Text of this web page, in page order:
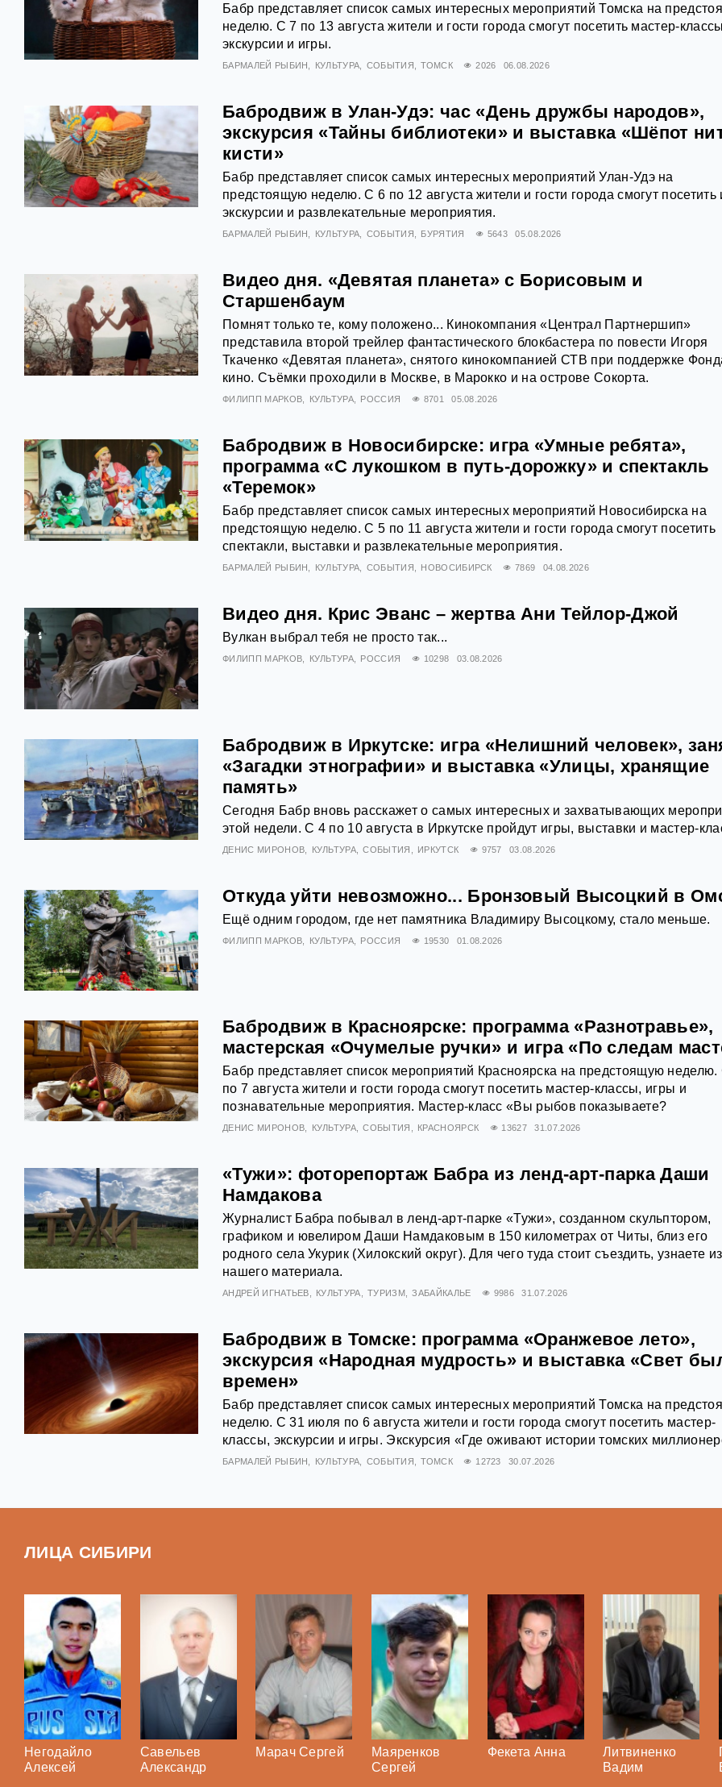
Бабр представляет список самых интересных мероприятий Томска на
неделю. С 7 по 13 августа жители и гости города смогут посетить мастер-
экскурсии и игры.
БАРМАЛЕЙ РЫБИН КУЛЬТУРА СОБЫТИЯ ТОМСК 2026 06.08.2026
Бабродвиж в Улан-Удэ: час «День дружбы народов»,
экскурсия «Тайны библиотеки» и выставка «Шёпот
кисти»
Бабр представляет список самых интересных мероприятий Улан-Удэ на
предстоящую неделю. С 6 по 12 августа жители и гости города смогут посетить
экскурсии и развлекательные мероприятия.
БАРМАЛЕЙ РЫБИН КУЛЬТУРА СОБЫТИЯ БУРЯТИЯ 5643 05.08.2026
Видео дня. «Девятая планета» с Борисовым и
Старшенбаум
Помнят только те, кому положено... Кинокомпания «Централ Партнершип»
представила второй трейлер фантастического блокбастера по повести Игоря
Ткаченко «Девятая планета», снятого кинокомпанией СТВ при поддержке
кино. Съёмки проходили в Москве, в Марокко и на острове Сокорта.
ФИЛИПП МАРКОВ КУЛЬТУРА РОССИЯ 8701 05.08.2026
Бабродвиж в Новосибирске: игра «Умные ребята»,
программа «С лукошком в путь-дорожку» и спектакль
«Теремок»
Бабр представляет список самых интересных мероприятий Новосибирска на
предстоящую неделю. С 5 по 11 августа жители и гости города смогут посетить
спектакли, выставки и развлекательные мероприятия.
БАРМАЛЕЙ РЫБИН КУЛЬТУРА СОБЫТИЯ НОВОСИБИРСК 7869 04.08.2026
Видео дня. Крис Эванс – жертва Ани Тейлор-Джой
Вулкан выбрал тебя не просто так...
ФИЛИПП МАРКОВ КУЛЬТУРА РОССИЯ 10298 03.08.2026
Бабродвиж в Иркутске: игра «Нелишний человек»,
«Загадки этнографии» и выставка «Улицы, хранящие
память»
Сегодня Бабр вновь расскажет о самых интересных и захватывающих
этой недели. С 4 по 10 августа в Иркутске пройдут игры, выставки и мастер-
ДЕНИС МИРОНОВ КУЛЬТУРА СОБЫТИЯ ИРКУТСК 9757 03.08.2026
Откуда уйти невозможно... Бронзовый Высоцкий в
Ещё одним городом, где нет памятника Владимиру Высоцкому, стало меньше.
ФИЛИПП МАРКОВ КУЛЬТУРА РОССИЯ 19530 01.08.2026
Бабродвиж в Красноярске: программа «Разнотравье»,
мастерская «Очумелые ручки» и игра «По следам
Бабр представляет список мероприятий Красноярска на предстоящую
по 7 августа жители и гости города смогут посетить мастер-классы, игры и
познавательные мероприятия. Мастер-класс «Вы рыбов показываете?
ДЕНИС МИРОНОВ КУЛЬТУРА СОБЫТИЯ КРАСНОЯРСК 13627 31.07.2026
«Тужи»: фоторепортаж Бабра из ленд-арт-парка Даши
Намдакова
Журналист Бабра побывал в ленд-арт-парке «Тужи», созданном скульптором,
графиком и ювелиром Даши Намдаковым в 150 километрах от Читы, близ его
родного села Укурик (Хилокский округ). Для чего туда стоит съездить, узнаете из
нашего материала.
АНДРЕЙ ИГНАТЬЕВ КУЛЬТУРА ТУРИЗМ ЗАБАЙКАЛЬЕ 9986 31.07.2026
Бабродвиж в Томске: программа «Оранжевое лето»,
экскурсия «Народная мудрость» и выставка «Свет
времен»
Бабр представляет список самых интересных мероприятий Томска на
неделю. С 31 июля по 6 августа жители и гости города смогут посетить мастер-
классы, экскурсии и игры. Экскурсия «Где оживают истории томских
БАРМАЛЕЙ РЫБИН КУЛЬТУРА СОБЫТИЯ ТОМСК 12723 30.07.2026
ЛИЦА СИБИРИ
Негодайло
Алексей
Савельев
Александр
Марач Сергей
Маяренков
Сергей
Фекета Анна
Литвиненко
Вадим